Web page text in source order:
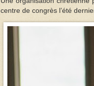
centre de congrès l’été